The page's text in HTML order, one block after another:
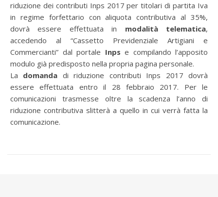
riduzione dei contributi Inps 2017 per titolari di partita Iva
in regime forfettario con aliquota contributiva al 35%,
dovrà essere effettuata in modalità telematica,
accedendo al “Cassetto Previdenziale Artigiani e
Commercianti” dal portale Inps e compilando l’apposito
modulo già predisposto nella propria pagina personale.
La domanda di riduzione contributi Inps 2017 dovrà
essere effettuata entro il 28 febbraio 2017. Per le
comunicazioni trasmesse oltre la scadenza l’anno di
riduzione contributiva slitterà a quello in cui verrà fatta la
comunicazione.